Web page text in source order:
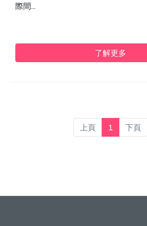
際間...
了解更多
上頁 1 下頁